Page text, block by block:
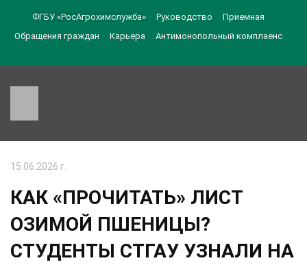
ФГБУ «РосАгрохимслужба» Руководство
Приемная
Обращения граждан
Карьера Антимонопольный комплаенс
15.06.2026 г.
КАК «ПРОЧИТАТЬ» ЛИСТ
ОЗИМОЙ ПШЕНИЦЫ?
СТУДЕНТЫ СТГАУ УЗНАЛИ НА